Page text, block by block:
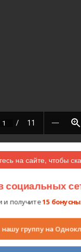
на сайте, чтобы
Викторовна,
16 мая
социальных
и получите15
группу на